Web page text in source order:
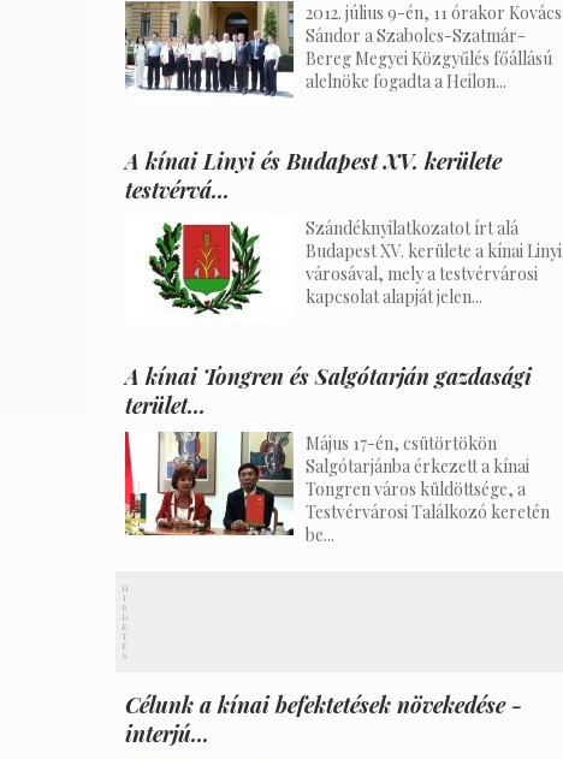
2012. július 9-én, 11 órakor Kovács
Sándor a Szabolcs-Szatmár-
Bereg Megyei Közgyűlés főállású
alelnöke fogadta a Heilon...
A kínai Linyi és Budapest XV. kerülete
testvérvá...
Szándéknyilatkozatot írt alá
Budapest XV. kerülete a kínai Linyi
városával, mely a testvérvárosi
kapcsolat alapját jelen...
A kínai Tongren és Salgótarján gazdasági
terület...
Május 17-én, csütörtökön
Salgótarjánba érkezett a kínai
Tongren város küldöttsége, a
Testvérvárosi Találkozó keretén
be...
H
I
R
D
E
T
É
S
Célunk a kínai befektetések növekedése -
interjú...